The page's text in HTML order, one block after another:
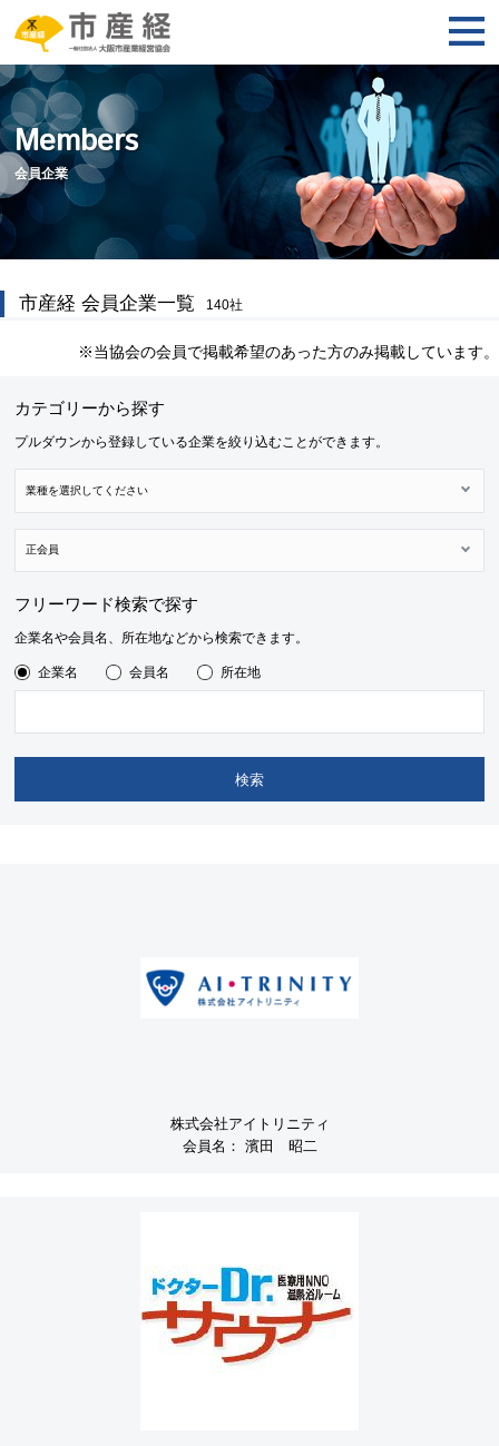
Members
会員企業
市産経 会員企業一覧 140社
※当協会の会員で掲載希望のあった方のみ掲載しています。
カテゴリーから探す
プルダウンから登録している企業を絞り込むことができます。
フリーワード検索で探す
企業名や会員名、所在地などから検索できます。
企業名 会員名 所在地
検索
株式会社アイトリニティ
会員名： 濱田 昭二